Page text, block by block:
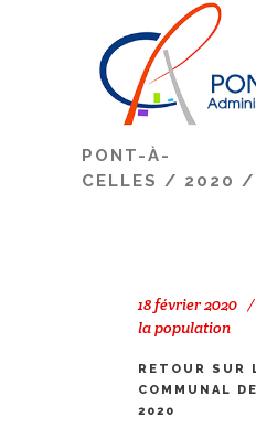
PONT-À-
CELLES / 2020 /
18 février 2020
la population
RETOUR SUR
COMMUNAL
2020